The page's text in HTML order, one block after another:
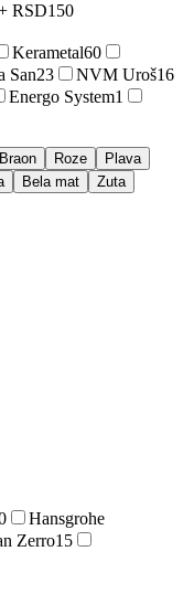
RSD150
Kerametal60
San23 NVM Uroš16
Energo System1
Braon Roze
Plava
Bela mat Zuta
Hansgrohe
Zerro15